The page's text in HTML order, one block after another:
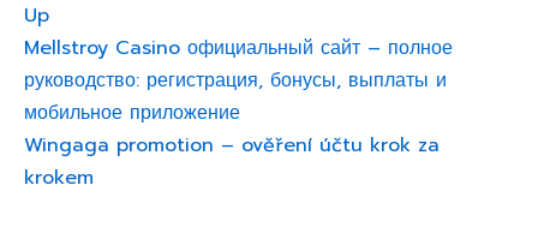
Up
Mellstroy Casino официальный сайт – полное
руководство: регистрация, бонусы, выплаты и
мобильное приложение
Wingaga promotion – ověření účtu krok za
krokem